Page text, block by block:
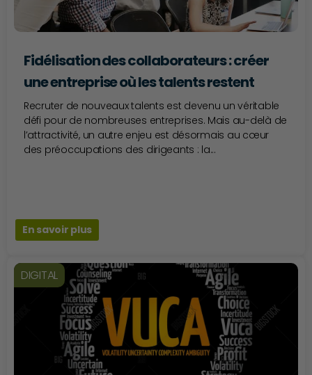
Fidélisation des collaborateurs : créer
une entreprise où les talents restent
Recruter de nouveaux talents est devenu un véritable
défi pour de nombreuses entreprises. Mais au-delà de
l’attractivité, un autre enjeu est désormais au cœur
des préoccupations des dirigeants : la...
En savoir plus
DIGITAL